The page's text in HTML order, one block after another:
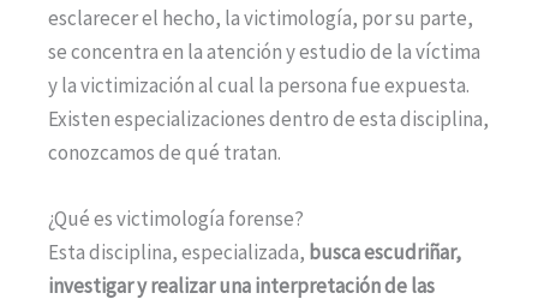
esclarecer el hecho, la victimología, por su parte,
se concentra en la atención y estudio de la víctima
y la victimización al cual la persona fue expuesta.
Existen especializaciones dentro de esta disciplina,
conozcamos de qué tratan.
¿Qué es victimología forense?
Esta disciplina, especializada, busca escudriñar,
investigar y realizar una interpretación de las